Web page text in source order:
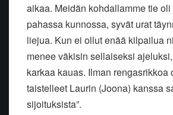
aikaa. Meidän kohdallamme tie
pahassa kunnossa, syvät urat
liejua. Kun ei ollut enää kilpailua
menee väkisin sellaiseksi
karkaa kauas. Ilman rengasrikkoa
taistelleet Laurin (Joona) kanssa
sijoituksista”.